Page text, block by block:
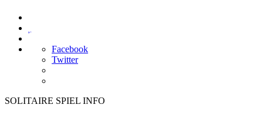
Facebook
Twitter
SOLITAIRE SPIEL INFO